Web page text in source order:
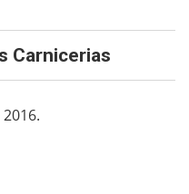
Carnicerias